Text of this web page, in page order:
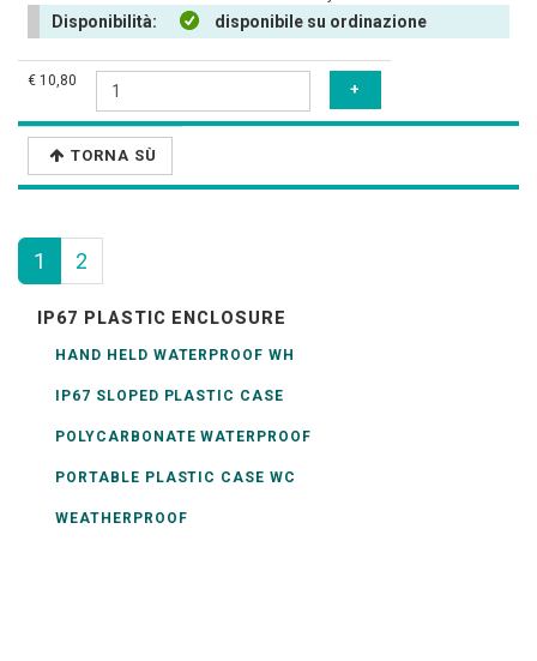
Disponibilità: disponibile su ordinazione
€ 10,80
TORNA SÙ
1 2
IP67 PLASTIC ENCLOSURE
HAND HELD WATERPROOF WH
IP67 SLOPED PLASTIC CASE
POLYCARBONATE WATERPROOF
PORTABLE PLASTIC CASE WC
WEATHERPROOF